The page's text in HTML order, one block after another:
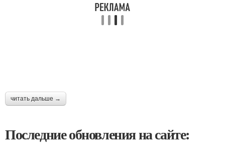
читать дальше →
Последние обновления на сайте: